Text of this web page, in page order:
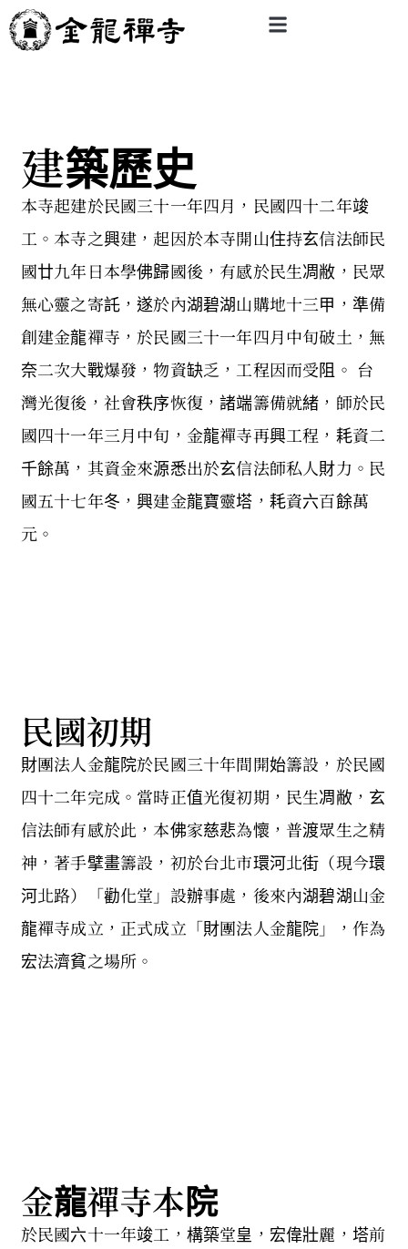
建築歷史
本寺起建於民國三十一年四月，民國四十二年竣
工。本寺之興建，起因於本寺開山住持玄信法師民
國廿九年日本學佛歸國後，有感於民生凋敝，民眾
無心靈之寄託，遂於內湖碧湖山購地十三甲，準備
創建金龍禪寺，於民國三十一年四月中旬破土，無
奈二次大戰爆發，物資缺乏，工程因而受阻。 台
灣光復後，社會秩序恢復，諸端籌備就緒，師於民
國四十一年三月中旬，金龍禪寺再興工程，耗資二
千餘萬，其資金來源悉出於玄信法師私人財力。民
國五十七年冬，興建金龍寶靈塔，耗資六百餘萬
元。
民國初期
財團法人金龍院於民國三十年間開始籌設，於民國
四十二年完成。當時正值光復初期，民生凋敝，玄
信法師有感於此，本佛家慈悲為懷，普渡眾生之精
神，著手擘畫籌設，初於台北市環河北街（現今環
河北路）「勸化堂」設辦事處，後來內湖碧湖山金
龍禪寺成立，正式成立「財團法人金龍院」，作為
宏法濟貧之場所。
金龍禪寺本院
於民國六十一年竣工，構築堂皇，宏偉壯麗，塔前